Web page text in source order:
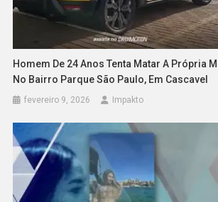
Homem De 24 Anos Tenta Matar A Própria
No Bairro Parque São Paulo, Em Cascavel
fevereiro 9, 2026 Impakto